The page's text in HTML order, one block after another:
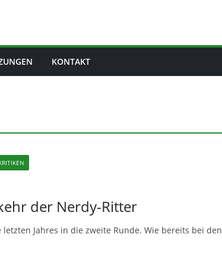
KONTAKT
der Nerdy-Ritter
letzten Jahres in die zweite Runde. Wie bereits bei den